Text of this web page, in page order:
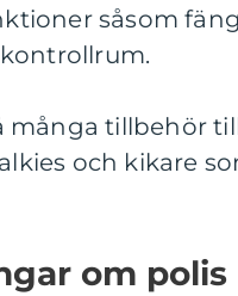
såsom
många tillbehör
och kikare
om polis